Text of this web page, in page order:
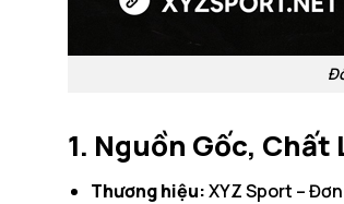
1. Nguồn Gốc, Chất
Thương hiệu:XYZ Sport –